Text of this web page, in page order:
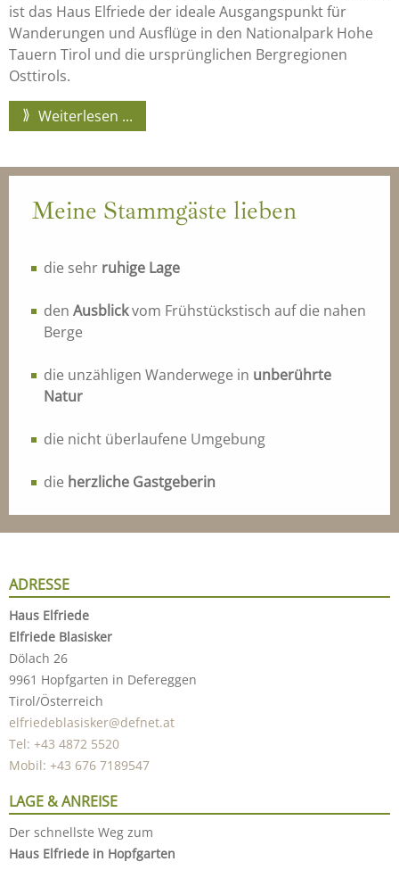
ist das Haus Elfriede der ideale Ausgangspunkt für
Wanderungen und Ausflüge in den Nationalpark Hohe
Tauern Tirol und die ursprünglichen Bergregionen
Osttirols.
Weiterlesen ...
Meine Stammgäste lieben
die sehr ruhige Lage
den Ausblickvom Frühstückstisch auf die nahen
Berge
die unzähligen Wanderwege in unberührte
Natur
die nicht überlaufene Umgebung
die herzliche Gastgeberin
ADRESSE
Haus Elfriede
Elfriede Blasisker
Dölach 26
9961 Hopfgarten in Defereggen
Tirol/Österreich
elfriedeblasisker@defnet.at
Tel: +43 4872 5520
Mobil: +43 676 7189547
LAGE & ANREISE
Der schnellste Weg zum
Haus Elfriede in Hopfgarten